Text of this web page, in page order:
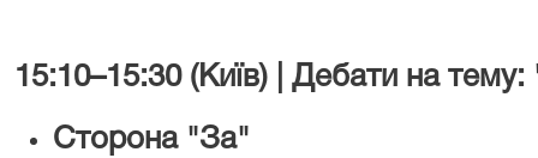
15:10–15:30 (Київ) | Дебати на
Сторона "За"